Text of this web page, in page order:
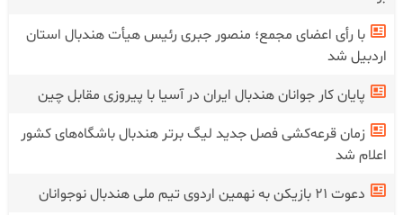
با رأی اعضای مجمع؛ منصور جبری رئیس هیأت هندبال استان
اردبیل شد
پایان کار جوانان هندبال ایران در آسیا با پیروزی مقابل چین
زمان قرعه‌کشی فصل جدید لیگ برتر هندبال باشگاه‌های کشور
اعلام شد
دعوت ۲۱ بازیکن به نهمین اردوی تیم ملی هندبال نوجوانان